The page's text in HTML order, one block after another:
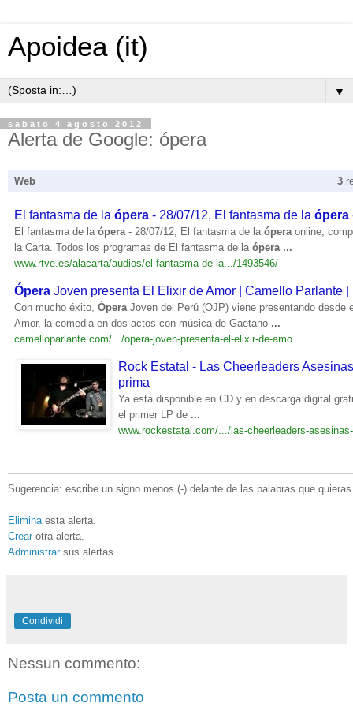
Apoidea (it)
▼
sabato 4 agosto 2012
Alerta de Google: ópera
Web 3
El fantasma de la ópera - 28/07/12, El fantasma de la ópera
El fantasma de la ópera - 28/07/12, El fantasma de la ópera online,
la Carta. Todos los programas de El fantasma de la ópera ...
www.rtve.es/alacarta/audios/el-fantasma-de-la.../1493546/
Ópera Joven presenta El Elixir de Amor | Camello Parlante
Con mucho éxito, Ópera Joven del Perú (OJP) viene presentando desde
Amor, la comedia en dos actos con música de Gaetano ...
camelloparlante.com/.../opera-joven-presenta-el-elixir-de-amo...
Rock Estatal - Las Cheerleaders
prima
Ya está disponible en CD y en descarga digital
el primer LP de ...
www.rockestatal.com/.../las-cheerleaders-
Sugerencia: escribe un signo menos (-) delante de las palabras que
Elimina esta alerta.
Crear otra alerta.
Administrar sus alertas.
Condividi
Nessun commento:
Posta un commento